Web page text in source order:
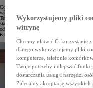
Corolla od miesięcy utrzymuje pozycję lidera
wśród firm. Tylko od stycznia do listopada
Ten wynik będzie jeszcze lepszy, gdyż w
skorzystać ze specjalnej oferty na ten model.
odpowiednią do rodzaju działalności.
KINTO ONE.
Wykorzystujemy pliki
witrynę
Chcemy ułatwić Ci korzystanie z
dlatego wykorzystujemy pliki
komputerze, telefonie
Twoje potrzeby i ulepszać
dostarczania usług i narzędzi
Zalecamy akceptację